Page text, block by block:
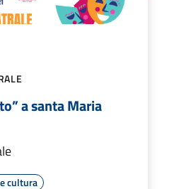
a santa Maria
cultura